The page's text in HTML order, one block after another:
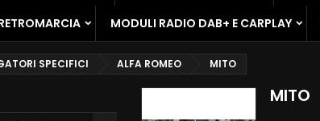
MODULI RADIO DAB+ E CARPLAY
SPECIFICI ALFA ROMEO MITO
MITO